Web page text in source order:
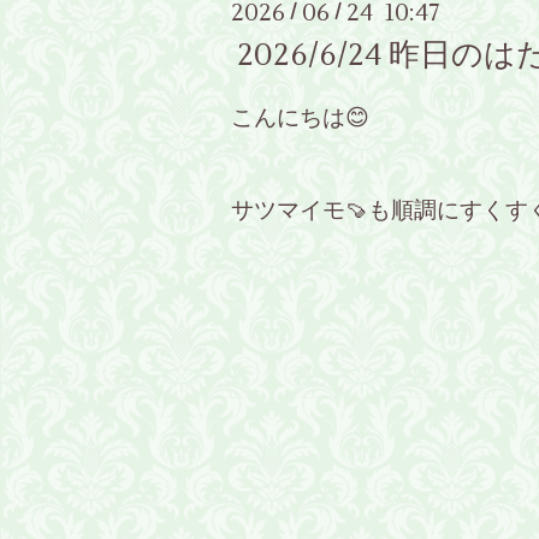
2026 / 06 / 24 10:47
2026/6/24 昨日の
こんにちは😊
サツマイモ🍠も順調にすくす